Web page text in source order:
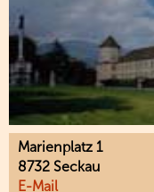
Marienplatz 1
8732 Seckau
E-Mail